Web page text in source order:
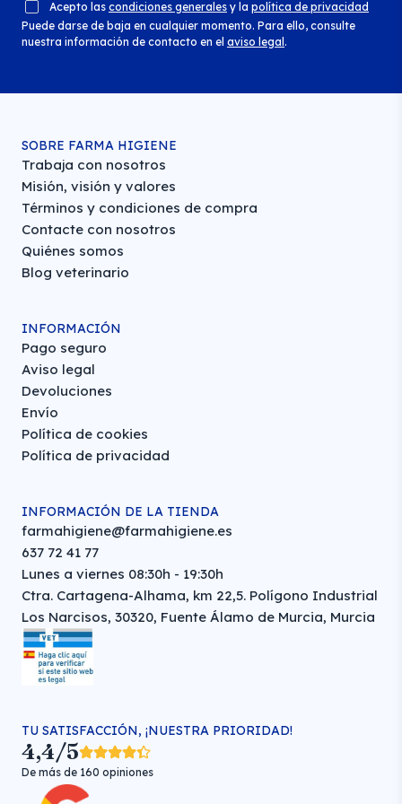
Acepto las condiciones generales y la política de privacidad
Puede darse de baja en cualquier momento. Para ello, consulte
nuestra información de contacto en el aviso legal .
SOBRE FARMA HIGIENE
Trabaja con nosotros
Misión, visión y valores
Términos y condiciones de compra
Contacte con nosotros
Quiénes somos
Blog veterinario
INFORMACIÓN
Pago seguro
Aviso legal
Devoluciones
Envío
Política de cookies
Política de privacidad
INFORMACIÓN DE LA TIENDA
farmahigiene@farmahigiene.es
637 72 41 77
Lunes a viernes 08:30h - 19:30h
Ctra. Cartagena-Alhama, km 22,5. Polígono Industrial
Los Narcisos, 30320, Fuente Álamo de Murcia, Murcia
TU SATISFACCIÓN, ¡NUESTRA PRIORIDAD!
4,4/5
De más de 160 opiniones